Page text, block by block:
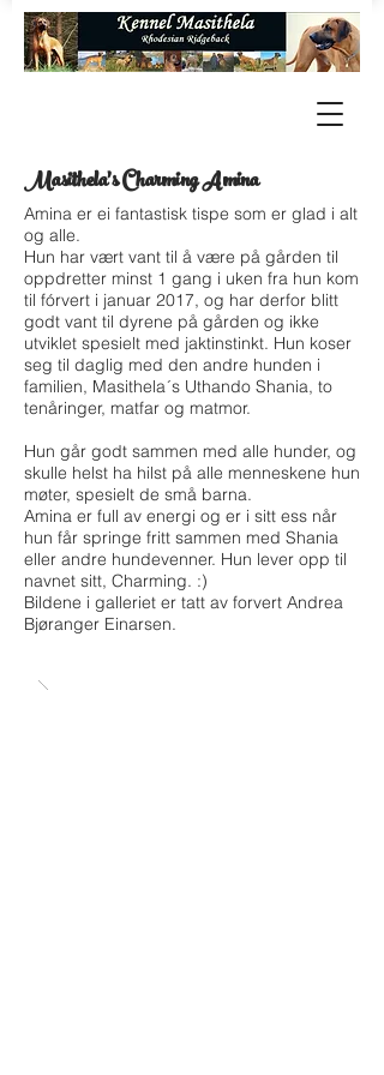
Masithela's Charming Amina
Amina er ei fantastisk tispe som er glad i alt
og alle.
Hun har vært vant til å være på gården til
oppdretter minst 1 gang i uken fra hun kom
til fórvert i januar 2017, og har derfor blitt
godt vant til dyrene på gården og ikke
utviklet spesielt med jaktinstinkt. Hun koser
seg til daglig med den andre hunden i
familien, Masithela´s Uthando Shania, to
tenåringer, matfar og matmor.
Hun går godt sammen med alle hunder, og
skulle helst ha hilst på alle menneskene hun
møter, spesielt de små barna.
Amina er full av energi og er i sitt ess når
hun får springe fritt sammen med Shania
eller andre hundevenner. Hun lever opp til
navnet sitt, Charming. :)
Bildene i galleriet er tatt av forvert Andrea
Bjøranger Einarsen.